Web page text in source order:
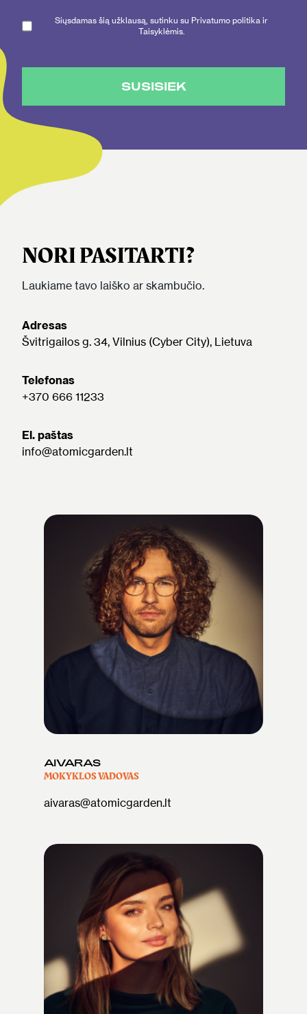
Siųsdamas šią užklausą, sutinku su Privatumo politika ir
Taisyklėmis.
SUSISIEK
NORI PASITARTI?
Laukiame tavo laiško ar skambučio.
Adresas
Švitrigailos g. 34, Vilnius (Cyber City), Lietuva
Telefonas
+370 666 11233
El. paštas
info@atomicgarden.lt
AIVARAS
MOKYKLOS VADOVAS
aivaras@atomicgarden.lt